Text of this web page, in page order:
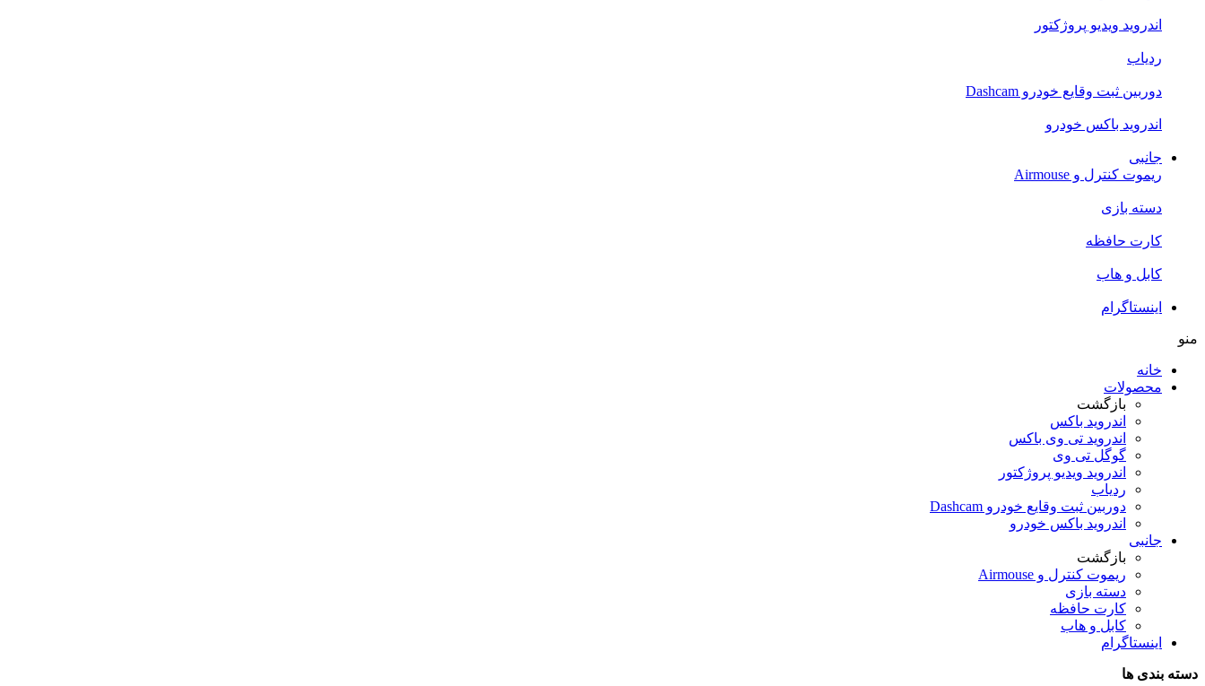
اندروید ویدیو پروژکتور
ردیاب
دوربین ثبت وقایع خودرو Dashcam
اندروید باکس خودرو
جانبی
ریموت کنترل و Airmouse
دسته بازی
کارت حافظه
کابل و هاب
اینستاگرام
منو
خانه
محصولات
بازگشت
اندروید باکس
اندروید تی‌ وی باکس
گوگل تی وی
اندروید ویدیو پروژکتور
ردیاب
دوربین ثبت وقایع خودرو Dashcam
اندروید باکس خودرو
جانبی
بازگشت
ریموت کنترل و Airmouse
دسته بازی
کارت حافظه
کابل و هاب
اینستاگرام
دسته بندی ها